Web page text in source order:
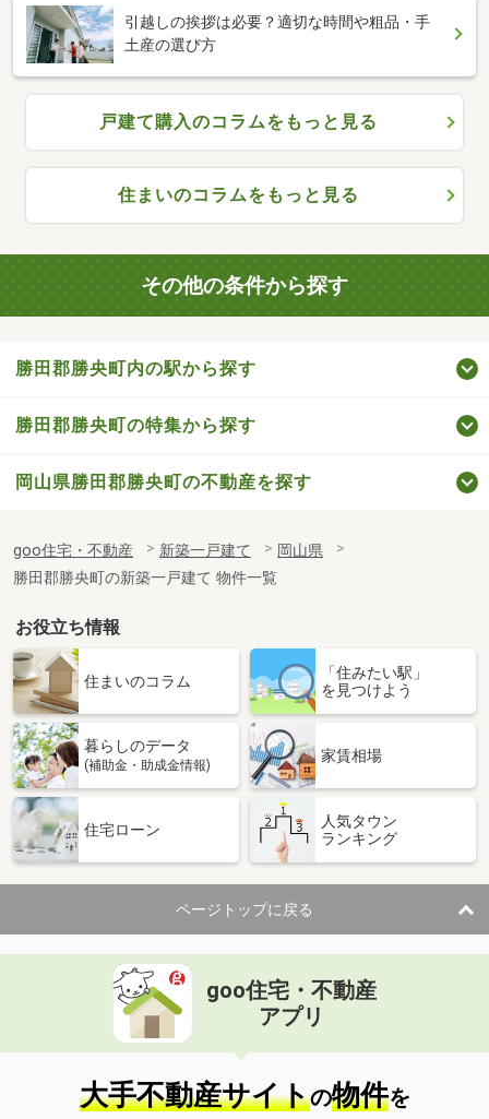
引越しの挨拶は必要？適切な時間や粗品・手
土産の選び方
戸建て購入のコラムをもっと見る
住まいのコラムをもっと見る
その他の条件から探す
勝田郡勝央町内の駅から探す
勝田郡勝央町の特集から探す
岡山県勝田郡勝央町の不動産を探す
goo住宅・不動産 新築一戸建て
岡山県
勝田郡勝央町の新築一戸建て 物件一覧
お役立ち情報
住まいのコラム
「住みたい駅」
を見つけよう
暮らしのデータ
(補助金・助成金情報)
家賃相場
住宅ローン
人気タウン
ランキング
ページトップに戻る
goo住宅・不動産
アプリ
大手不動産サイトの物件を